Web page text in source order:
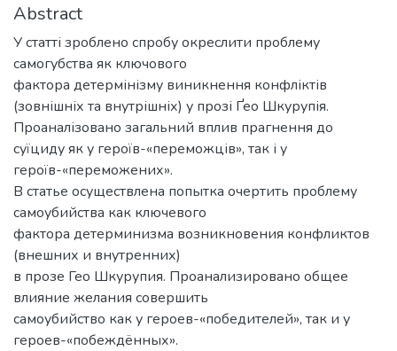
Abstract
У статті зроблено спробу окреслити проблему
самогубства як ключового
фактора детермінізму виникнення конфліктів
(зовнішніх та внутрішніх) у прозі Ґео Шкурупія.
Проаналізовано загальний вплив прагнення до
суїциду як у героїв-«переможців», так і у
героїв-«переможених».
В cтатье осуществлена попытка очертить проблему
самоубийства как ключевого
фактора детерминизма возникновения конфликтов
(внешних и внутренних)
в прозе Гео Шкурупия. Проанализировано общее
влияние желания совершить
самоубийство как у героев-«победителей», так и у
героев-«побеждённых».